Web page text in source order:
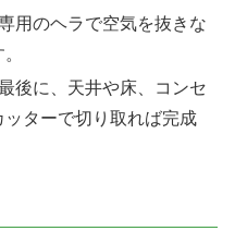
用のヘラで空気を抜きな
後に、天井や床、コンセ
ターで切り取れば完成